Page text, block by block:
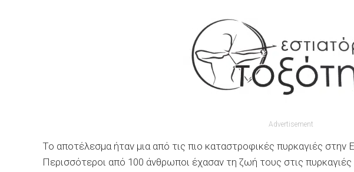
Advertisement
Το αποτέλεσμα ήταν μια από τις πιο καταστροφικές πυρκαγιές
Περισσότεροι από 100 άνθρωποι έχασαν τη ζωή τους στις